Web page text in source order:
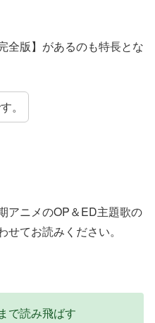
全版】があるのも特長とな
。
アニメのOP＆ED主題歌の
せてお読みください。
で読み飛ばす